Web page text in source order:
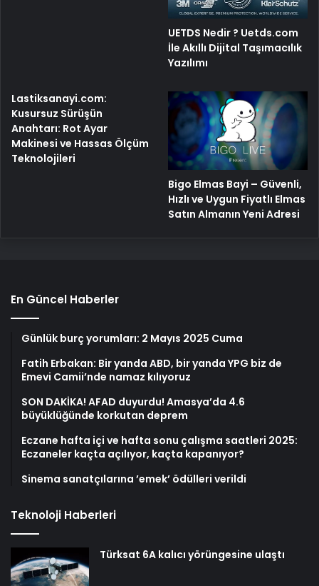
UETDS Nedir ? Uetds.com
İle Akıllı Dijital Taşımacılık
Yazılımı
Lastiksanayi.com:
Kusursuz Sürüşün
Anahtarı: Rot Ayar
Makinesi ve Hassas Ölçüm
Teknolojileri
Bigo Elmas Bayi – Güvenli,
Hızlı ve Uygun Fiyatlı Elmas
Satın Almanın Yeni Adresi
En Güncel Haberler
Günlük burç yorumları: 2 Mayıs 2025 Cuma
Fatih Erbakan: Bir yanda ABD, bir yanda YPG biz de
Emevi Camii’nde namaz kılıyoruz
SON DAKİKA! AFAD duyurdu! Amasya’da 4.6
büyüklüğünde korkutan deprem
Eczane hafta içi ve hafta sonu çalışma saatleri 2025:
Eczaneler kaçta açılıyor, kaçta kapanıyor?
Sinema sanatçılarına ’emek’ ödülleri verildi
Teknoloji Haberleri
Türksat 6A kalıcı yörüngesine ulaştı